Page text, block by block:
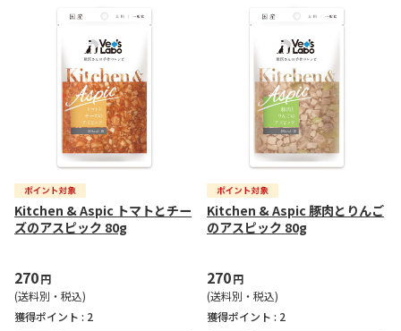
Kitchen & Aspic トマトとチー
ズのアスピック 80g
270円
(送料別・税込)
獲得ポイント : 2
Kitchen & Aspic 豚肉とりんご
のアスピック 80g
270円
(送料別・税込)
獲得ポイント : 2